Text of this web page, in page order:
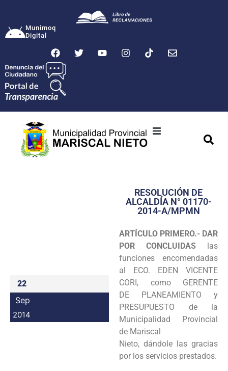
Munimoq
Digital
Transparencia
Programas
Intranet
22
Sep
2014
RESOLUCIÓN DE
ALCALDÍA N° 01170-
2014-A/MPMN
ARTÍCULO PRIMERO.- DAR
POR CONCLUIDAS las
funciones encomendadas
al ECO. EDEN VICENTE
CORI, como GERENTE
DE PLANEAMIENTO y
PRESUPUESTO de la
Municipalidad Provincial
de Mariscal
Nieto, dándole las gracias
por los servicios prestados.